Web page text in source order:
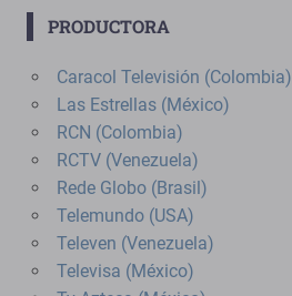
PRODUCTORA
Caracol Televisión (Colombia)
Las Estrellas (México)
RCN (Colombia)
RCTV (Venezuela)
Rede Globo (Brasil)
Telemundo (USA)
Televen (Venezuela)
Televisa (México)